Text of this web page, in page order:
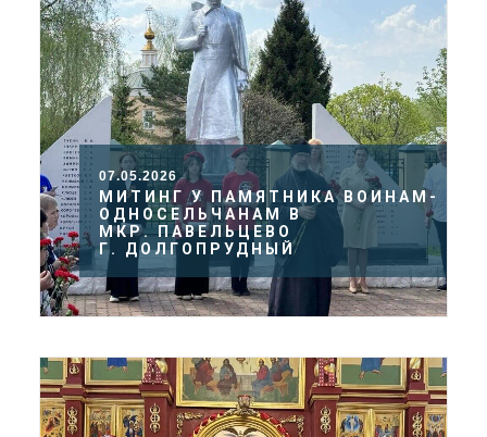
07.05.2026
МИТИНГ У ПАМЯТНИКА ВОИНАМ-
ОДНОСЕЛЬЧАНАМ В
МКР. ПАВЕЛЬЦЕВО
Г. ДОЛГОПРУДНЫЙ